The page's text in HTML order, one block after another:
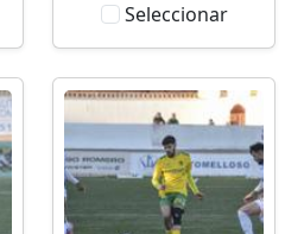
Seleccionar